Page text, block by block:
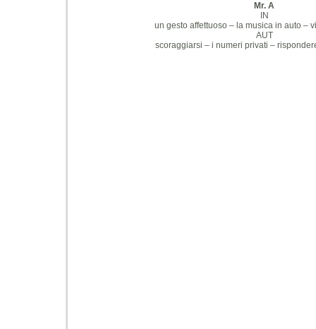
Mr. A
IN
un gesto affettuoso – la musica in auto –
AUT
scoraggiarsi – i numeri privati –